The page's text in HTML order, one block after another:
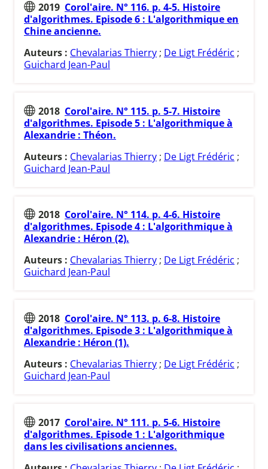
2019 Corol'aire. N° 116. p. 4-5. Histoire
d'algorithmes. Episode 6 : L'algorithmique en
Chine ancienne.
Auteurs : Chevalarias Thierry ; De Ligt Frédéric ;
Guichard Jean-Paul
2018 Corol'aire. N° 115. p. 5-7. Histoire
d'algorithmes. Episode 5 : L'algorithmique à
Alexandrie : Théon.
Auteurs : Chevalarias Thierry ; De Ligt Frédéric ;
Guichard Jean-Paul
2018 Corol'aire. N° 114. p. 4-6. Histoire
d'algorithmes. Episode 4 : L'algorithmique à
Alexandrie : Héron (2).
Auteurs : Chevalarias Thierry ; De Ligt Frédéric ;
Guichard Jean-Paul
2018 Corol'aire. N° 113. p. 6-8. Histoire
d'algorithmes. Episode 3 : L'algorithmique à
Alexandrie : Héron (1).
Auteurs : Chevalarias Thierry ; De Ligt Frédéric ;
Guichard Jean-Paul
2017 Corol'aire. N° 111. p. 5-6. Histoire
d'algorithmes. Episode 1 : L'algorithmique
dans les civilisations anciennes.